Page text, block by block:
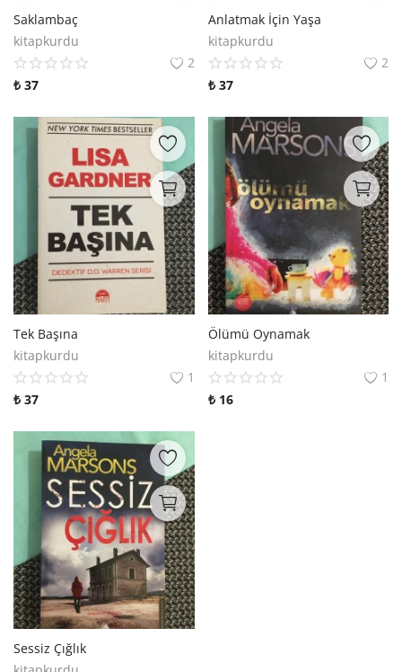
Saklambaç
kitapkurdu
2
₺ 37
Anlatmak İçin Yaşa
kitapkurdu
2
₺37
Tek Başına
kitapkurdu
1
₺ 37
Ölümü Oynamak
kitapkurdu
1
₺16
Sessiz Çığlık